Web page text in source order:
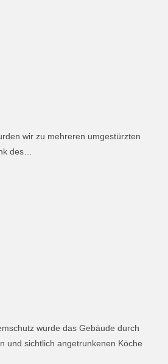
wir zu mehreren umgestürzten
des…
wurde das Gebäude durch
und sichtlich angetrunkenen Köche